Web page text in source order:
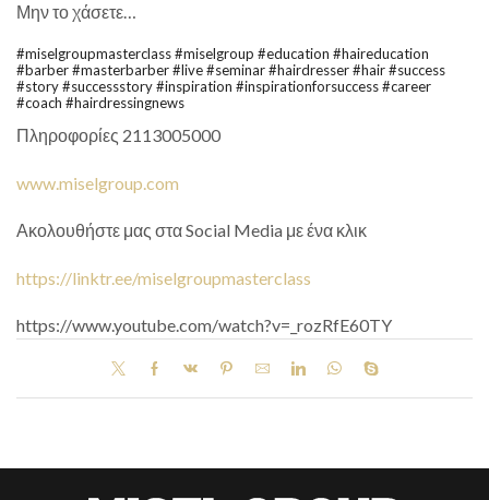
Μην το χάσετε…
#miselgroupmasterclass #miselgroup #education #haireducation
#barber #masterbarber #live #seminar #hairdresser #hair #success
#story #successstory #inspiration #inspirationforsuccess #career
#coach #hairdressingnews
Πληροφορίες 2113005000
www.miselgroup.com
Ακολουθήστε μας στα Social Media με ένα κλικ
https://linktr.ee/miselgroupmasterclass
https://www.youtube.com/watch?v=_rozRfE60TY